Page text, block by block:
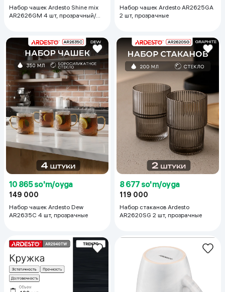
Набор чашек Ardesto Shine mix
AR2626GM 4 шт, прозрачный/
Набор чашек Ardesto AR2625GA
2 шт, прозрачные
10 865 so'm/oyga
149 000
Набор чашек Ardesto Dew
AR2635C 4 шт, прозрачные
8 677 so'm/oyga
119 000
Набор стаканов Ardesto
AR2620SG 2 шт, прозрачные